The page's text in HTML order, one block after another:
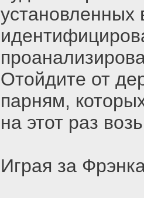
установленных
Отойдите от
парням,
на этот раз
Играя за